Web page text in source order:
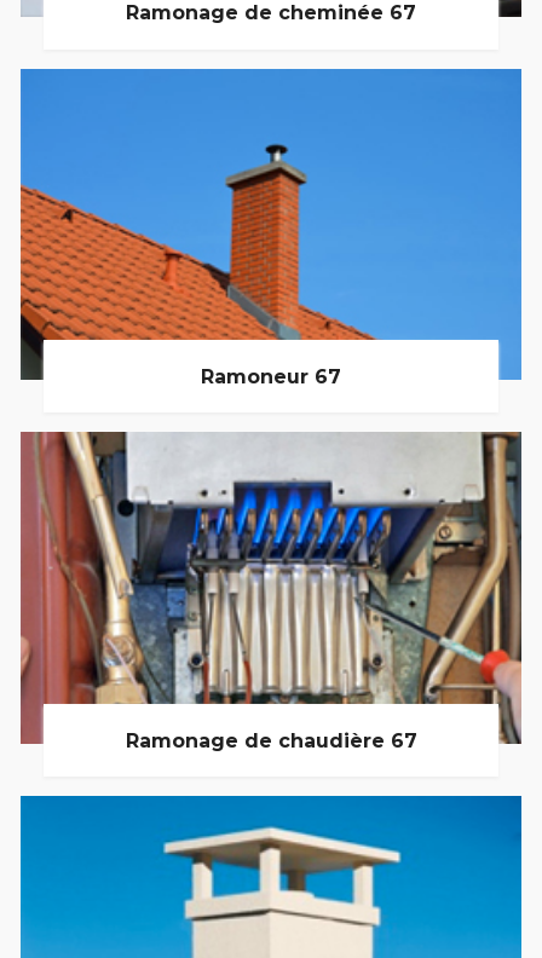
Ramonage de cheminée 67
Ramoneur 67
Ramonage de chaudière 67